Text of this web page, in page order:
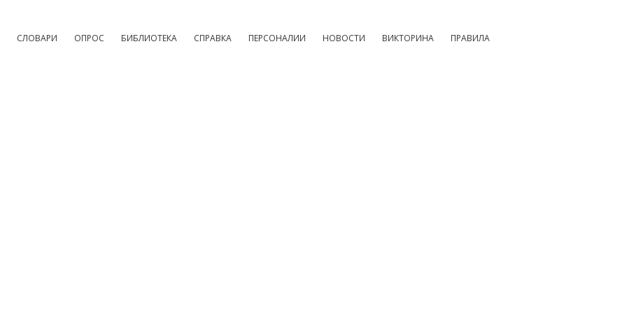
СЛОВАРИ ОПРОС БИБЛИОТЕКА СПРАВКА ПЕРСОНАЛИИ НОВОСТИ ВИКТОРИНА ПРАВИЛА